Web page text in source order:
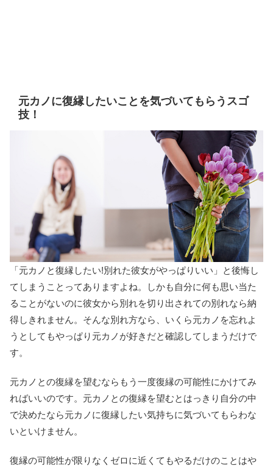
元カノに復縁したいことを気づいてもらうスゴ
技！
「元カノと復縁したい!別れた彼女がやっぱりいい」と後悔し
てしまうことってありますよね。しかも自分に何も思い当た
ることがないのに彼女から別れを切り出されての別れなら納
得しきれません。そんな別れ方なら、いくら元カノを忘れよ
うとしてもやっぱり元カノが好きだと確認してしまうだけで
す。
元カノとの復縁を望むならもう一度復縁の可能性にかけてみ
ればいいのです。元カノとの復縁を望むとはっきり自分の中
で決めたなら元カノに復縁したい気持ちに気づいてもらわな
いといけません。
復縁の可能性が限りなくゼロに近くてもやるだけのことはや